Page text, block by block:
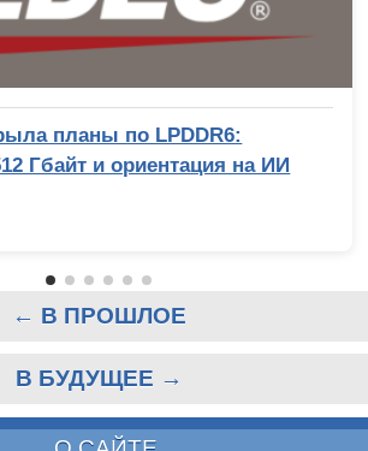
планы по LPDDR6:
Гбайт и ориентация на ИИ
← В ПРОШЛОЕ
В БУДУЩЕЕ →